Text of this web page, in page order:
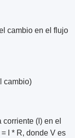
cambio en el flujo
cambio)
(I) en el
I * R, donde V es